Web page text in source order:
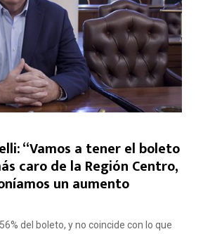
“Vamos a tener el boleto
caro de la Región Centro,
un aumento
del boleto, y no coincide con lo que